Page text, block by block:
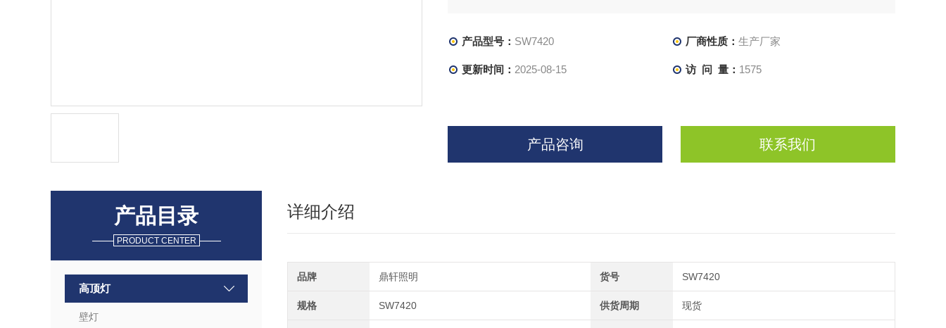
产品型号： SW7420 厂商性质： 生产厂家
更新时间： 2025-08-15 访 问 量： 1575
产品咨询 联系我们
产品目录
PRODUCT CENTER
高顶灯
壁灯
详细介绍
品牌 鼎轩照明 货号 SW7420
规格 SW7420 供货周期 现货